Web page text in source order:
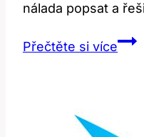
nálada popsat a
Přečtěte si více